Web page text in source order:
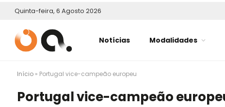
Quinta-feira, 6 Agosto 2026
Notícias Modalidades
Início » Portugal vice-campeão europeu
Portugal vice-campeão